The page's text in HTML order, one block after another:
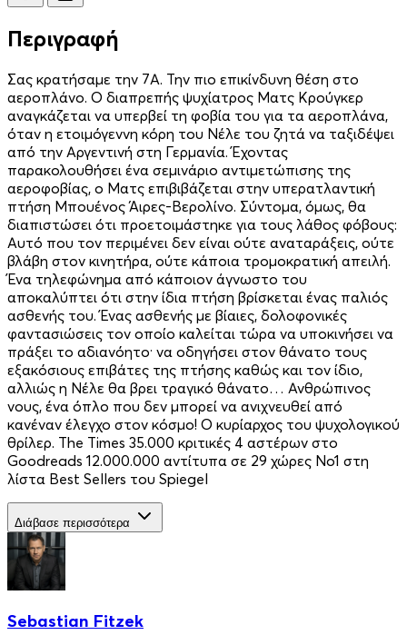
Περιγραφή
Σας κρατήσαμε την 7Α. Την πιο επικίνδυνη θέση στο
αεροπλάνο. Ο διαπρεπής ψυχίατρος Ματς Κρούγκερ
αναγκάζεται να υπερβεί τη φοβία του για τα αεροπλάνα,
όταν η ετοιμόγεννη κόρη του Νέλε του ζητά να ταξιδέψει
από την Αργεντινή στη Γερμανία. Έχοντας
παρακολουθήσει ένα σεμινάριο αντιμετώπισης της
αεροφοβίας, ο Ματς επιβιβάζεται στην υπερατλαντική
πτήση Μπουένος Άιρες-Βερολίνο. Σύντομα, όμως, θα
διαπιστώσει ότι προετοιμάστηκε για τους λάθος φόβους:
Αυτό που τον περιμένει δεν είναι ούτε αναταράξεις, ούτε
βλάβη στον κινητήρα, ούτε κάποια τρομοκρατική απειλή.
Ένα τηλεφώνημα από κάποιον άγνωστο του
αποκαλύπτει ότι στην ίδια πτήση βρίσκεται ένας παλιός
ασθενής του. Ένας ασθενής με βίαιες, δολοφονικές
φαντασιώσεις τον οποίο καλείται τώρα να υποκινήσει να
πράξει το αδιανόητο· να οδηγήσει στον θάνατο τους
εξακόσιους επιβάτες της πτήσης καθώς και τον ίδιο,
αλλιώς η Νέλε θα βρει τραγικό θάνατο… Ανθρώπινος
νους, ένα όπλο που δεν μπορεί να ανιχνευθεί από
κανέναν έλεγχο στον κόσμο! Ο κυρίαρχος του ψυχολογικού
θρίλερ. The Times 35.000 κριτικές 4 αστέρων στο
Goodreads 12.000.000 αντίτυπα σε 29 χώρες No1 στη
λίστα Best Sellers του Spiegel
Διάβασε περισσότερα
Sebastian Fitzek